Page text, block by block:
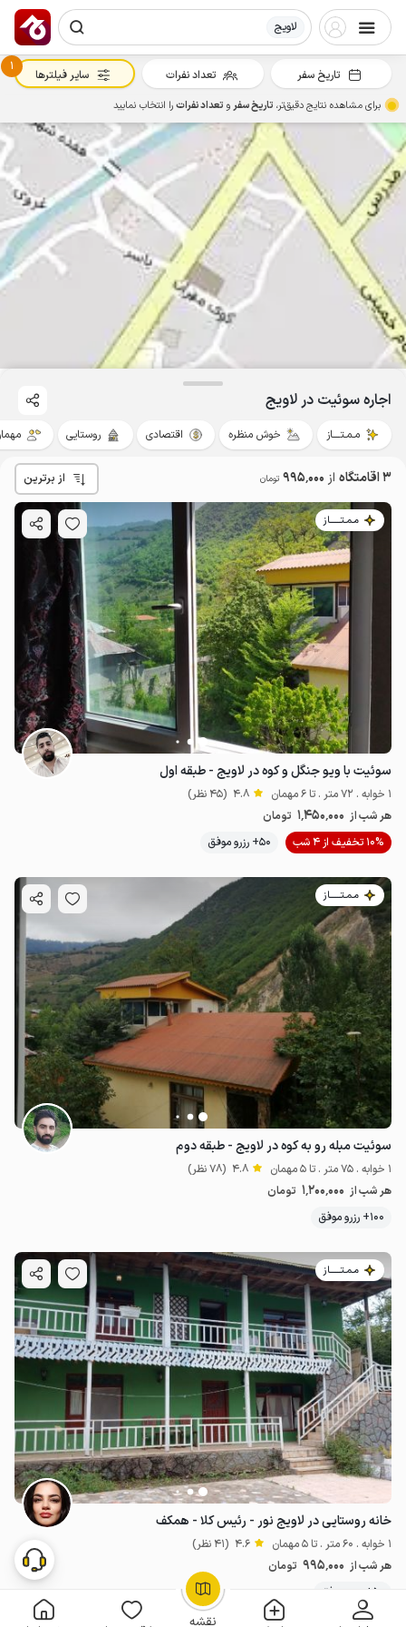
لاویج
نقشه
OpenStreetMap
اجاره سوئیت در لاویج
مـمـتــــاز خوش منظره اقتصادی روستایی
3 اقامتگاه از 995٬000 تومان از برترین
مـمـتــــــاز
سوئیت با ویو جنگل و کوه در لاویج - طبقه اول
1 خوابه . 72 متر . تا 6 مهمان 4.8 (45 نظر)
هر شب از 1٬450٬000 تومان
10% تخفیف از 4 شب
50+ رزرو موفق
مـمـتــــــاز
سوئیت مبله رو به کوه در لاویج - طبقه دوم
1 خوابه . 75 متر . تا 5 مهمان 4.8 (78 نظر)
هر شب از 1٬200٬000 تومان
100+ رزرو موفق
مـمـتــــــاز
خانه روستایی در لاویج نور - رئیس کلا - همکف
1 خوابه . 60 متر . تا 5 مهمان 4.6 (41 نظر)
هر شب از 995٬000 تومان
50+ رزرو موفق
تاریخ سفر تعداد نفرات
1
سایر فیلترها
برای مشاهده نتایج دقیق‌تر، تاریخ سفرو تعداد نفراترا انتخاب نمایید